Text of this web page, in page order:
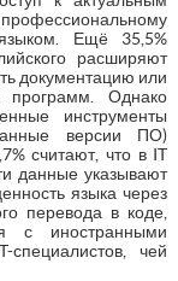
Ещё 35,5%
расширяют
документацию или
программ. Однако
инструменты
версии ПО)
считают, что в IT
данные указывают
языка через
перевода в коде,
с иностранными
специалистов, чей